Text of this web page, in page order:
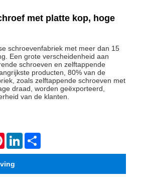
met platte kop, hoge
schroevenfabriek met meer dan 15
Een grote verscheidenheid aan
schroeven en zelftappende
producten, 80% van de
zoals zelftappende schroeven met
draad, worden geëxporteerd,
van de klanten.
PinterestLinkedIn